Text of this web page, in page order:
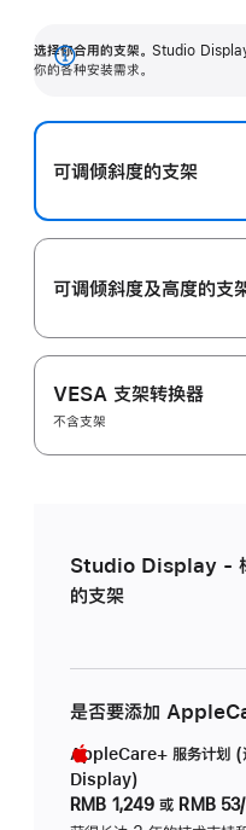
选择你合用的支架。 Studio Display
你的各种安装需求。
展
可调倾斜度的支架
可调倾斜度及高‍度的支‍
VESA 支架转换器
不含支架
Studio Display - 标
的支架
是否要添加
AppleCare+ 服务计划
Display)
RMB 1,249 或 RMB